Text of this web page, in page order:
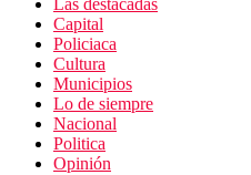
Las destacadas
Capital
Policiaca
Cultura
Municipios
Lo de siempre
Nacional
Politica
Opinión